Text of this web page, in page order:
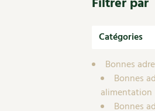
Biodiversité
Jardiner en ville
Bricolages au
Outils et
Biodiversité
Ravageurs et
Nouvelles
Prenez-en
Les
Catégories
Bonnes
Bonnes
alimentation
Bonnes